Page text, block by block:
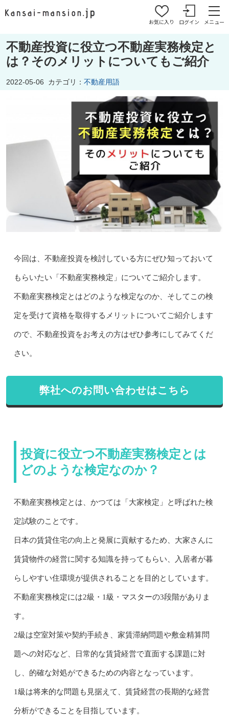
お気に入り ログイン メニュー
不動産投資に役立つ不動産実務検定と
は？そのメリットについてもご紹介
2022-05-06 カテゴリ： 不動産用語
今回は、不動産投資を検討している方にぜひ知っておいて
もらいたい「不動産実務検定」についてご紹介します。
不動産実務検定とはどのような検定なのか、そしてこの検
定を受けて資格を取得するメリットについてご紹介します
ので、不動産投資をお考えの方はぜひ参考にしてみてくだ
さい。
弊社へのお問い合わせはこちら
投資に役立つ不動産実務検定とは
どのような検定なのか？
不動産実務検定とは、かつては「大家検定」と呼ばれた検
定試験のことです。
日本の賃貸住宅の向上と発展に貢献するため、大家さんに
賃貸物件の経営に関する知識を持ってもらい、入居者が暮
らしやすい住環境が提供されることを目的としています。
不動産実務検定には2級・1級・マスターの3段階がありま
す。
2級は空室対策や契約手続き、家賃滞納問題や敷金精算問
題への対応など、日常的な賃貸経営で直面する課題に対
し、的確な対処ができるための内容となっています。
1級は将来的な問題も見据えて、賃貸経営の長期的な経営
分析ができることを目指しています。